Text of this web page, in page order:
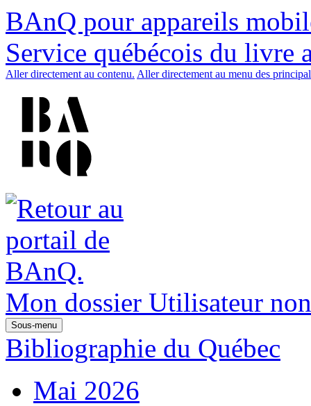
BAnQ pour appareils
Service québécois du livre
Aller directement au contenu. Aller directement au menu des
Mon dossier Utilisateur
Sous-menu
Bibliographie du Québec
Mai 2026